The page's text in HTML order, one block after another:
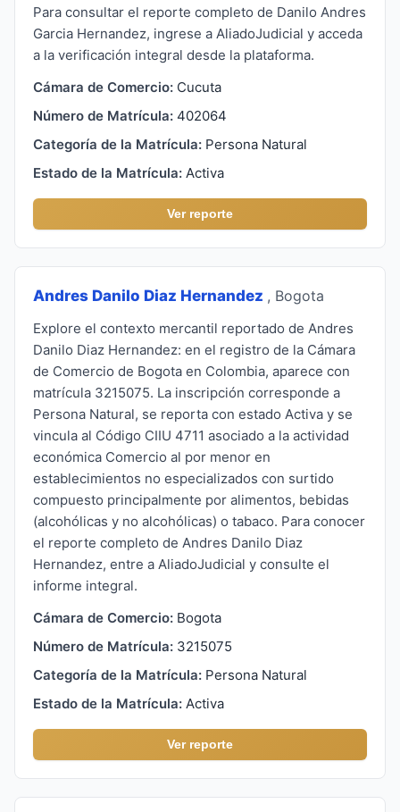
Para consultar el reporte completo de Danilo Andres
Garcia Hernandez, ingrese a AliadoJudicial y acceda
a la verificación integral desde la plataforma.
Cámara de Comercio: Cucuta
Número de Matrícula: 402064
Categoría de la Matrícula: Persona Natural
Estado de la Matrícula: Activa
Ver reporte
Andres Danilo Diaz Hernandez , Bogota
Explore el contexto mercantil reportado de Andres
Danilo Diaz Hernandez: en el registro de la Cámara
de Comercio de Bogota en Colombia, aparece con
matrícula 3215075. La inscripción corresponde a
Persona Natural, se reporta con estado Activa y se
vincula al Código CIIU 4711 asociado a la actividad
económica Comercio al por menor en
establecimientos no especializados con surtido
compuesto principalmente por alimentos, bebidas
(alcohólicas y no alcohólicas) o tabaco. Para conocer
el reporte completo de Andres Danilo Diaz
Hernandez, entre a AliadoJudicial y consulte el
informe integral.
Cámara de Comercio: Bogota
Número de Matrícula: 3215075
Categoría de la Matrícula: Persona Natural
Estado de la Matrícula: Activa
Ver reporte